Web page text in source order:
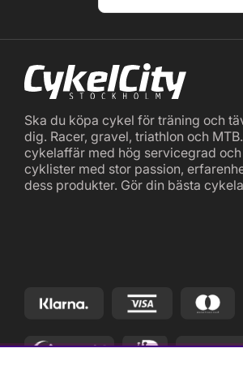
Ska du köpa cykel för träning och
dig. Racer, gravel, triathlon och
cykelaffär med hög servicegrad
cyklister med stor passion,
dess produkter. Gör din bästa